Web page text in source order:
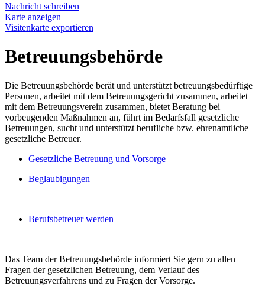
Nachricht schreiben
Karte anzeigen
Visitenkarte exportieren
Betreuungsbehörde
Die Betreuungsbehörde berät und unterstützt betreuungsbedürftige
Personen, arbeitet mit dem Betreuungsgericht zusammen, arbeitet
mit dem Betreuungsverein zusammen, bietet Beratung bei
vorbeugenden Maßnahmen an, führt im Bedarfsfall gesetzliche
Betreuungen, sucht und unterstützt berufliche bzw. ehrenamtliche
gesetzliche Betreuer.
Gesetzliche Betreuung und Vorsorge
Beglaubigungen
Berufsbetreuer werden
Das Team der Betreuungsbehörde informiert Sie gern zu allen
Fragen der gesetzlichen Betreuung, dem Verlauf des
Betreuungsverfahrens und zu Fragen der Vorsorge.